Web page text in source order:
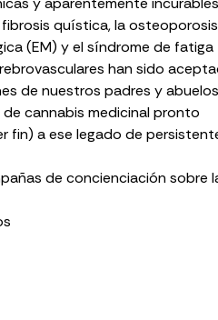
quística, la
(EM) y elsíndrome de fatiga
han sido
de nuestros padres y
cannabis medicinal pronto
fin) a ese legado de
de concienciación sobre